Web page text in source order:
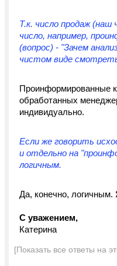
Т.к. число продаж
число, например,
(вопрос) - "Зачем
чистом виде
Проинформированные
обработанных
индивидуально.
Если же говорить
и отдельно на
логичным.
Да, конечно, логичным.
С уважением,
Катерина
[Показать все ответы на